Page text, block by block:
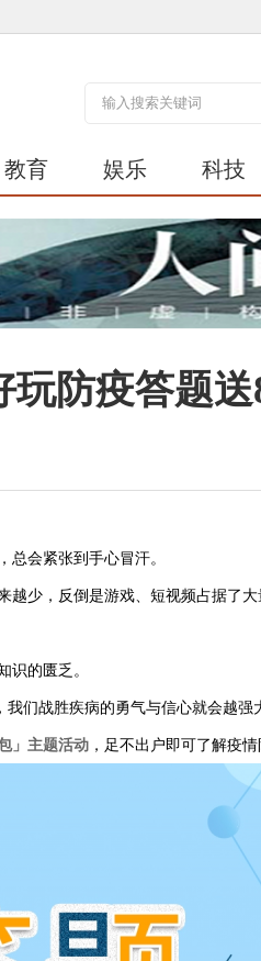
教育 娱乐 科技
防疫答题送
总会紧张到手心冒汗。
少，反倒是游戏、短视频占据了大
识的匮乏。
们战胜疾病的勇气与信心就会越强
」主题活动 ，足不出户即可了解疫情